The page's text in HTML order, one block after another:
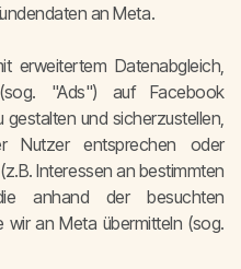
an Meta.
erweitertem Datenabgleich,
"Ads") auf Facebook
und sicherzustellen,
Nutzer entsprechen oder
Interessen an bestimmten
anhand der besuchten
wir an Meta übermitteln (sog.